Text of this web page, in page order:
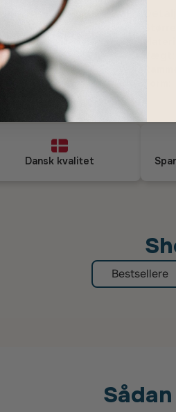
Dansk kvalitet
Bestsellere